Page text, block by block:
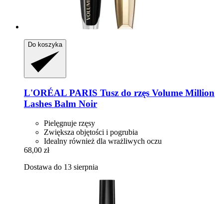
Do koszyka
L'ORÉAL PARIS Tusz do rzęs Volume Million
Lashes Balm Noir
Pielęgnuje rzęsy
Zwiększa objętości i pogrubia
Idealny również dla wrażliwych oczu
68,00 zł
Dostawa do 13 sierpnia